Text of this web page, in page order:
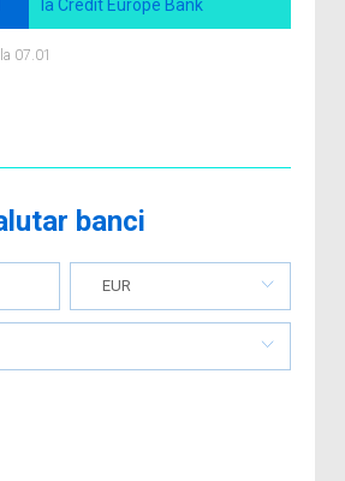
la Credit Europe Bank
07.01
banci
EUR